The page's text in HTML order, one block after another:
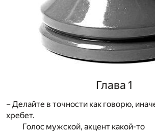
Глава 1
– Делайте в точности как говорю,
хребет.
Голос мужской, акцент какой-то